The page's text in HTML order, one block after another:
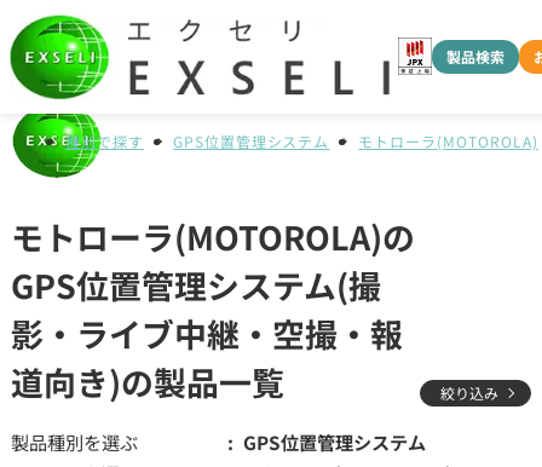
製品検索
種別で探す GPS位置管理システム モトローラ(MOTOROLA)
モトローラ(MOTOROLA)の
GPS位置管理システム(撮
影・ライブ中継・空撮・報
道向き)の製品一覧
絞り込み
製品種別を選ぶ
GPS位置管理システム